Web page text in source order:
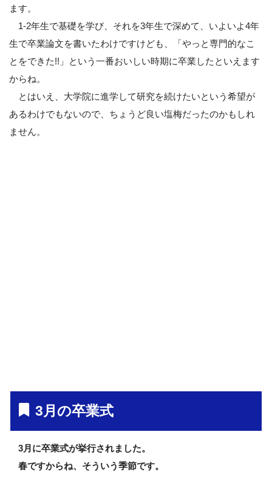
ます。
1-2年生で基礎を学び、それを3年生で深めて、いよいよ4年
生で卒業論文を書いたわけですけども、「やっと専門的なこ
とをできた!!」という一番おいしい時期に卒業したといえます
からね。
とはいえ、大学院に進学して研究を続けたいという希望が
あるわけでもないので、ちょうど良い塩梅だったのかもしれ
ません。
3月の卒業式
3月に卒業式が挙行されました。
春ですからね、そういう季節です。